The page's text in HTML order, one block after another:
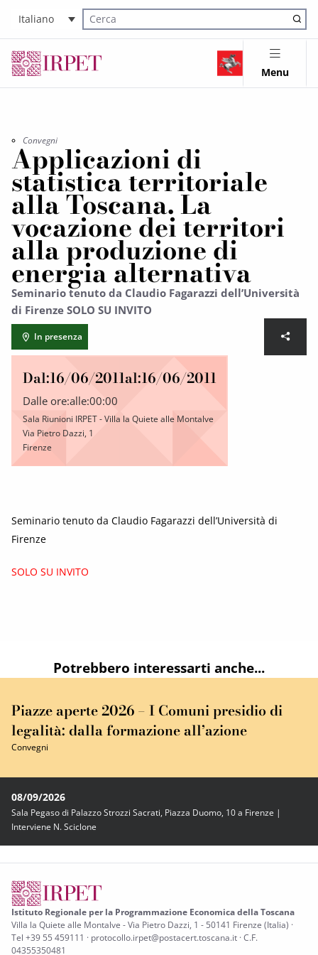
Italiano
Cerca nel sito
Menu
Convegni
Applicazioni di
statistica territoriale
alla Toscana. La
vocazione dei territori
alla produzione di
energia alternativa
Seminario tenuto da Claudio Fagarazzi dell’Università
di Firenze SOLO SU INVITO
In presenza
Dal:16/06/2011al:16/06/2011
Dalle ore:alle:00:00
Sala Riunioni IRPET - Villa la Quiete alle Montalve
Via Pietro Dazzi, 1
Firenze
Seminario tenuto da Claudio Fagarazzi dell’Università di
Firenze
SOLO SU INVITO
Potrebbero interessarti anche...
Piazze aperte 2026 – I Comuni presidio di
legalità: dalla formazione all’azione
Convegni
08/09/2026
Sala Pegaso di Palazzo Strozzi Sacrati, Piazza Duomo, 10 a Firenze |
Interviene N. Sciclone
Istituto Regionale per la Programmazione Economica della Toscana
Villa la Quiete alle Montalve - Via Pietro Dazzi, 1 - 50141 Firenze (Italia) ·
Tel +39 55 459111 · protocollo.irpet@postacert.toscana.it · C.F.
04355350481